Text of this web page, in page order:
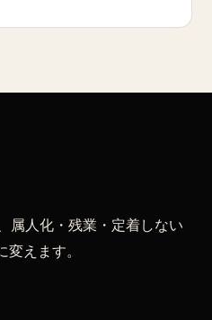
属人化・残業・定着しない
変えます。